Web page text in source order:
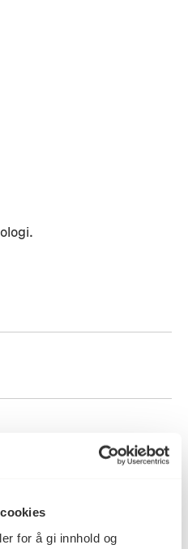
for å gi innhold og
Sveising,